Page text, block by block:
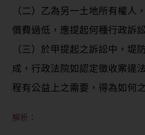
（二）乙為另一土地所有權人
償費過低，應提起何種行政訴
（三）於甲提起之訴訟中，堤
成，行政法院如認定徵收案違
程有公益上之需要，得為如何
解析：